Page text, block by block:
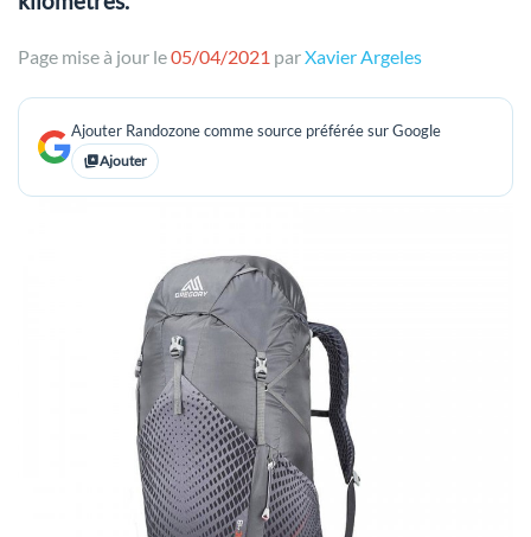
Page mise à jour le05/04/2021 parXavier Argeles
Ajouter Randozone comme source préférée sur Google
Ajouter